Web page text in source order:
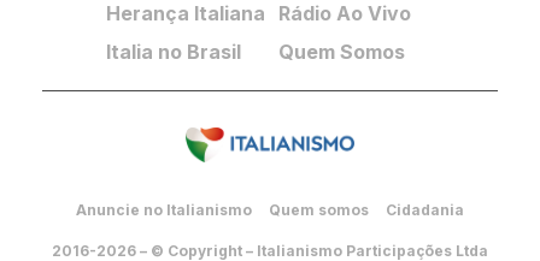
Herança Italiana
Italia no Brasil
Rádio Ao Vivo
Quem Somos
Anuncie no Italianismo Quem somos Cidadania
2016-2026 – © Copyright – Italianismo Participações Ltda